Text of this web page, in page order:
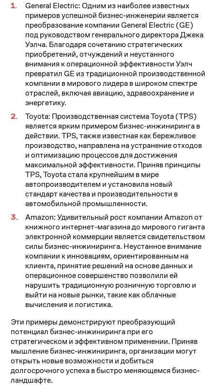
General Electric: Одним из наиболее известных
примеров успешной бизнес-инженерии является
преобразование компании General Electric (GE)
под руководством генерального директора Джека
Уэлча. Благодаря сочетанию стратегических
приобретений, отчуждений и неустанного
внимания к операционной эффективности Уэлч
превратил GE из традиционной производственной
компании в мирового лидера в широком спектре
отраслей, включая авиацию, здравоохранение и
энергетику.
Toyota: Производственная система Toyota (TPS)
является ярким примером бизнес-инжиниринга в
действии. TPS, также известная как бережливое
производство, направлена на устранение отходов
и оптимизацию процессов для достижения
максимальной эффективности. Приняв принципы
TPS, Toyota стала крупнейшим в мире
автопроизводителем и установила новый
стандарт качества и производительности в
автомобильной промышленности.
Amazon: Удивительный рост компании Amazon от
книжного интернет-магазина до мирового гиганта
электронной коммерции является свидетельством
силы бизнес-инжиниринга. Неустанное внимание
компании к инновациям, ориентированным на
клиента, принятие решений на основе данных и
операционное совершенство позволили ей
нарушить традиционную розничную торговлю и
выйти на новые рынки, такие как облачные
вычисления и логистика.
Эти примеры демонстрируют преобразующий
потенциал бизнес-инжиниринга при его
стратегическом и эффективном применении. Приняв
мышление бизнес-инжиниринга, организации могут
открыть новые возможности и добиться
долгосрочного успеха в быстро меняющемся бизнес-
ландшафте.